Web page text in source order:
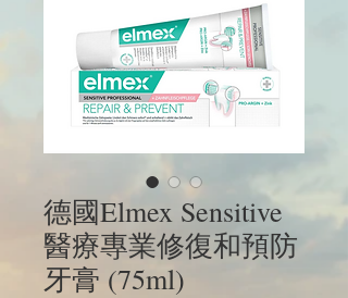
德國Elmex Sensitive
醫療專業修復和預防
牙膏 (75ml)